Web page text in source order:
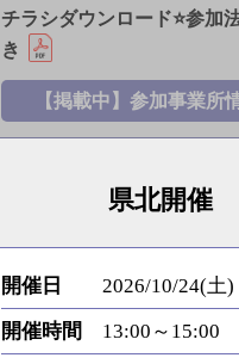
チラシダウンロード⭐参加
き
【掲載中】参加事業所
県北開催
開催日 2026/10/24(土)
開催時間 13:00～15:00